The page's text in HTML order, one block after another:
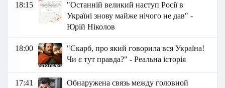
18:15
"Останній великий наступ Росії в
Україні знову майже нічого не дав" -
Юрій Ніколов
18:00
"Скарб, про який говорила вся Україна!
Чи є тут правда?" - Реальна історія
17:41
Обнаружена связь между головной